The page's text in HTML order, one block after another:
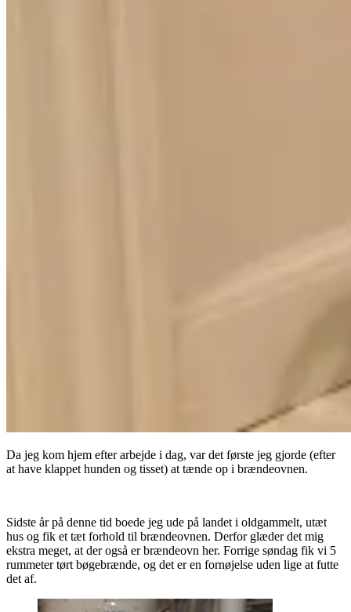
Da jeg kom hjem efter arbejde i dag, var det første jeg gjorde (efter
at have klappet hunden og tisset) at tænde op i brændeovnen.
Sidste år på denne tid boede jeg ude på landet i oldgammelt, utæt
hus og fik et tæt forhold til brændeovnen. Derfor glæder det mig
ekstra meget, at der også er brændeovn her. Forrige søndag fik vi 5
rummeter tørt bøgebrænde, og det er en fornøjelse uden lige at futte
det af.